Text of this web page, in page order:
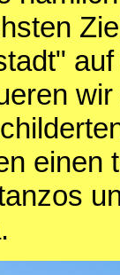
einen